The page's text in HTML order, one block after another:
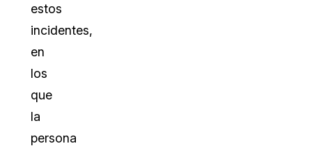
estos
incidentes,
en
los
que
la
persona